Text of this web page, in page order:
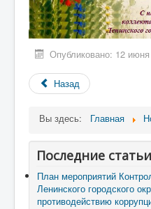
Опубликовано: 12
Назад
Вы здесь: Главная
Последние статьи
План мероприятий
Ленинского городского
противодействию